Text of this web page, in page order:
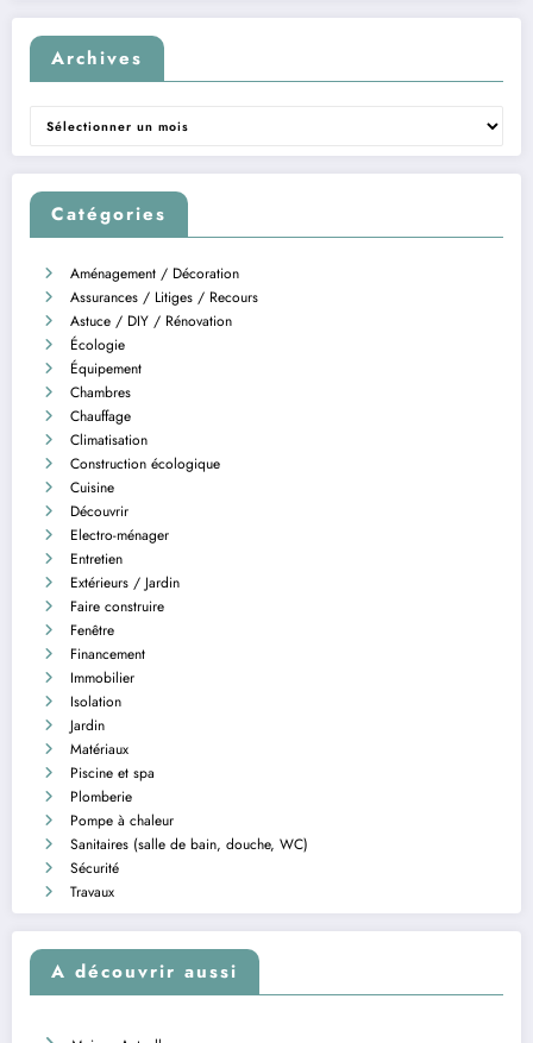
Archives
Archives
Catégories
Aménagement / Décoration
Assurances / Litiges / Recours
Astuce / DIY / Rénovation
Écologie
Équipement
Chambres
Chauffage
Climatisation
Construction écologique
Cuisine
Découvrir
Electro-ménager
Entretien
Extérieurs / Jardin
Faire construire
Fenêtre
Financement
Immobilier
Isolation
Jardin
Matériaux
Piscine et spa
Plomberie
Pompe à chaleur
Sanitaires (salle de bain, douche, WC)
Sécurité
Travaux
A découvrir aussi